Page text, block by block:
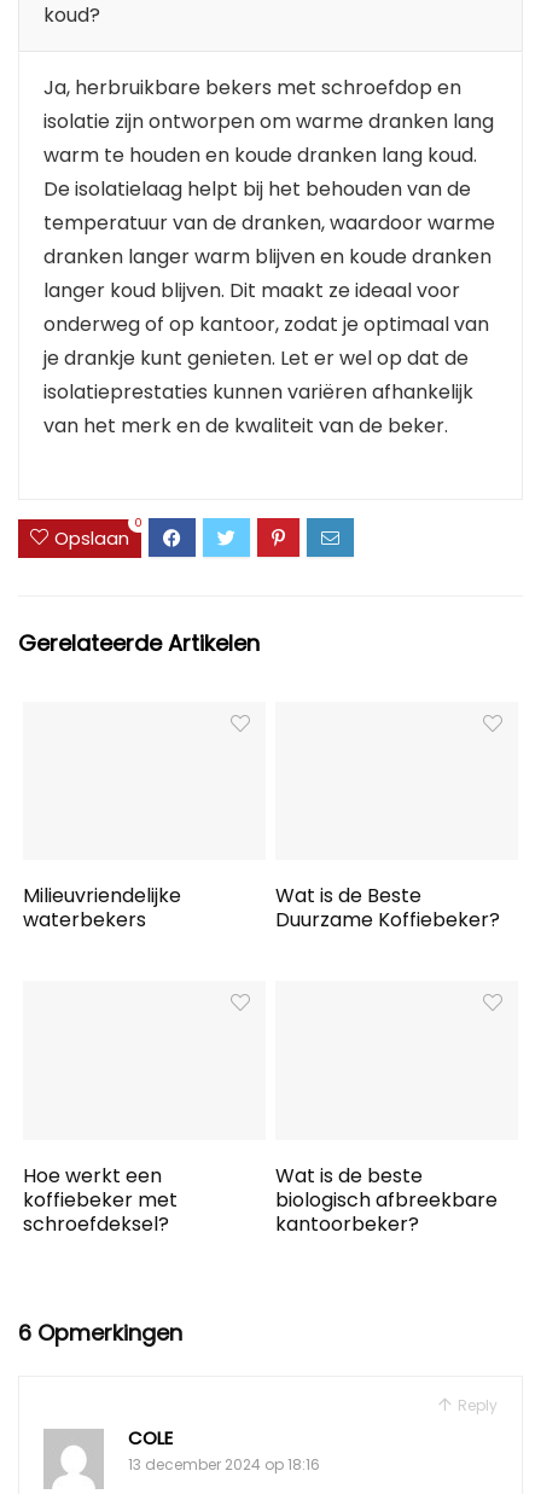
koud?
Ja, herbruikbare bekers met schroefdop en
isolatie zijn ontworpen om warme dranken lang
warm te houden en koude dranken lang koud.
De isolatielaag helpt bij het behouden van de
temperatuur van de dranken, waardoor warme
dranken langer warm blijven en koude dranken
langer koud blijven. Dit maakt ze ideaal voor
onderweg of op kantoor, zodat je optimaal van
je drankje kunt genieten. Let er wel op dat de
isolatieprestaties kunnen variëren afhankelijk
van het merk en de kwaliteit van de beker.
Opslaan
0
Gerelateerde Artikelen
Milieuvriendelijke
waterbekers
Wat is de Beste
Duurzame Koffiebeker?
Hoe werkt een
koffiebeker met
schroefdeksel?
Wat is de beste
biologisch afbreekbare
kantoorbeker?
6 Opmerkingen
Reply
COLE
13 december 2024 op 18:16